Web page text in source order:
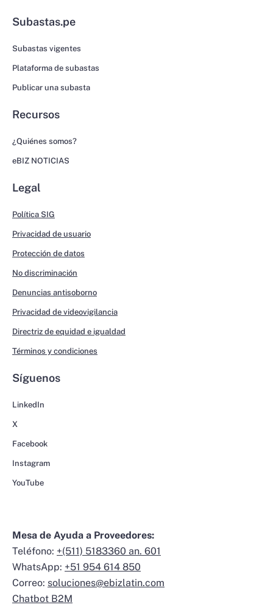
Subastas.pe
Subastas vigentes
Plataforma de subastas
Publicar una subasta
Recursos
¿Quiénes somos?
eBIZ NOTICIAS
Legal
Política SIG
Privacidad de usuario
Protección de datos
No discriminación
Denuncias antisoborno
Privacidad de videovigilancia
Directriz de equidad e igualdad
Términos y condiciones
Síguenos
LinkedIn
X
Facebook
Instagram
YouTube
Mesa de Ayuda a Proveedores:
Teléfono: +(511) 5183360 an. 601
WhatsApp: +51 954 614 850
Correo: soluciones@ebizlatin.com
Chatbot B2M